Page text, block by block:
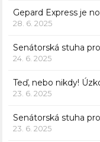
Gepard Express je
28. 6. 2025
Senátorská stuha
24. 6. 2025
Teď, nebo nikdy!
23. 6. 2025
Senátorská stuha
23. 6. 2025